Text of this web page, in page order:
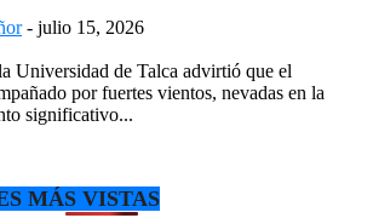
- julio 15, 2026
Universidad de Talca advirtió que el
por fuertes vientos, nevadas en la
significativo...
MÁS VISTAS